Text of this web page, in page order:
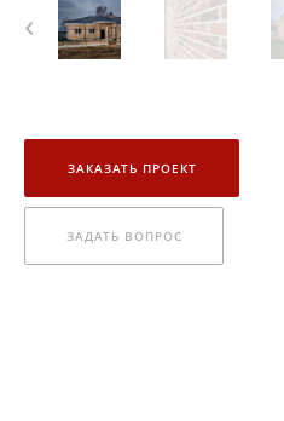
‹
ЗАКАЗАТЬ ПРОЕКТ
ЗАДАТЬ ВОПРОС